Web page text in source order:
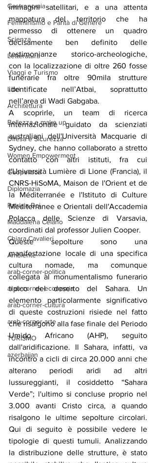
Gastronomia
Femminismo e Parità di Genere
Scienza
Letteratura
Viaggi e Turismo
Libri
Architettura
Bellezza e make up
Difesa e Sicurezza
Women Empowerment
Geopolitica
Diplomazia
Patrizia Boi
Maddalena Celano
Chiara Cavalieri
Ambiente
arab-corner-politica
arab-corner-economia
arab-corner-cultura
arab-corner-arte
TURISMO
azerbaijan
immagini satellitari, e a una attenta
mappatura del territorio che ha
permesso di ottenere un quadro
decisamente ben definito delle
testimonianze storico-archeologiche,
con la localizzazione di oltre 260 fosse
funerarie fra oltre 90mila strutture
identificate nell’Atbai, soprattutto
nell’area di Wadi Gabgaba.
A scoprirle, un team di ricerca
internazionale guidato da scienziati
australiani dell'Università Macquarie di
Sydney, che hanno collaborato a stretto
contatto con altri istituti, fra cui
l'Università Lumière di Lione (Francia), il
CNRS-HiSoMA, Maison de l'Orient et de
la Méditerranée e l'Istituto di Culture
Mediterranee e Orientali dell'Accademia
Polacca delle Scienze di Varsavia,
coordinati dal professor Julien Cooper.
Queste sepolture sono una
manifestazione locale di una specifica
cultura nomade, ma comunque
collegata al monumentalismo funerario
tipico del deserto del Sahara. Un
elemento particolarmente significativo
di queste costruzioni risiede nel fatto
che risalgono alla fase finale del Periodo
Umido Africano (AHP), seguito
dall'aridificazione. Il Sahara, infatti, va
incontro a cicli di circa 20.000 anni che
alterano periodi aridi ad altri
lussureggianti, il cosiddetto “Sahara
Verde”; l'ultimo si concluse proprio nel
3.000 avanti Cristo circa, a quando
risalgono le ultime sepolture circolari.
Qui di seguito è possibile vedere le
tipologie di questi tumuli. Analizzando
la distribuzione delle strutture, è stato